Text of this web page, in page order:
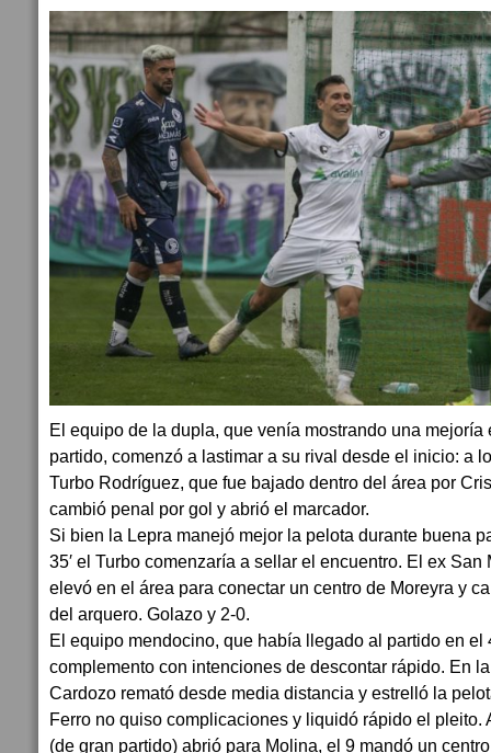
El equipo de la dupla, que venía mostrando una mejoría
partido, comenzó a lastimar a su rival desde el inicio: a
Turbo Rodríguez, que fue bajado dentro del área por
cambió penal por gol y abrió el marcador.
Si bien la Lepra manejó mejor la pelota durante buena
35′ el Turbo comenzaría a sellar el encuentro. El ex San
elevó en el área para conectar un centro de Moreyra y
del arquero. Golazo y 2-0.
El equipo mendocino, que había llegado al partido en el
complemento con intenciones de descontar rápido. En
Cardozo remató desde media distancia y estrelló la
Ferro no quiso complicaciones y liquidó rápido el pleito.
(de gran partido) abrió para Molina, el 9 mandó un